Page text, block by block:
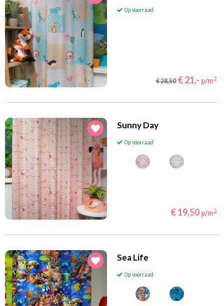
Op voorraad
€ 28,50 € 21,- p/m2
Sunny Day
Op voorraad
€ 19,50 p/m2
Sea Life
Op voorraad